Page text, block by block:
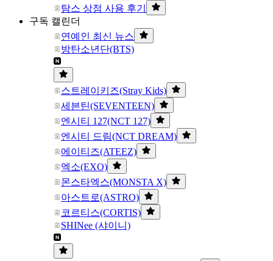
탐스 상점 사용 후기
구독 캘린더
연예인 최신 뉴스
방탄소년단(BTS)
스트레이키즈(Stray Kids)
세븐틴(SEVENTEEN)
엔시티 127(NCT 127)
엔시티 드림(NCT DREAM)
에이티즈(ATEEZ)
엑소(EXO)
몬스타엑스(MONSTA X)
아스트로(ASTRO)
코르티스(CORTIS)
SHINee (샤이니)